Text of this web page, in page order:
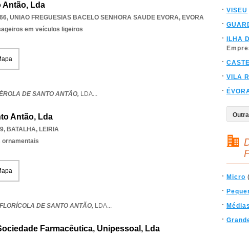
Antão, Lda
, UNIAO FREGUESIAS BACELO SENHORA SAUDE EVORA, EVORA
em veículos ligeiros
DE SANTO ANTÃO, LDA...
Antão, Lda
, BATALHA, LEIRIA
ornamentais
DE SANTO ANTÃO, LDA...
Farmacêutica, Unipessoal, Lda
VISEU
ILHA
VILA
Micro
Médias